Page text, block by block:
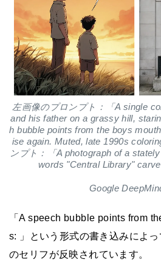
左画像のプロンプト：「A single
and his father on a grassy hill,
h bubble points from the boys
ise again. Muted, late 1990s
ンプト：「A photograph of a
words "Central Library"
Google
「A speech bubble points from
s: 」という形式の書き込みによ
のセリフが反映されています。